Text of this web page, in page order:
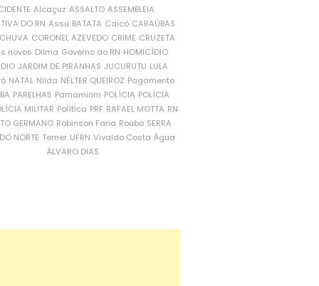
Alcaçuz ASSALTO ASSEMBLEIA
DO RN Assu BATATA Caicó CARAÚBAS
CORONEL AZEVEDO CRIME CRUZETA
novos Dilma Governo do RN HOMICÍDIO
JARDIM DE PIRANHAS JUCURUTU LULA
NATAL Nilda NÉLTER QUEIROZ Pagamento
PARELHAS Parnamirim POLÍCIA POLÍCIA
MILITAR Política PRF RAFAEL MOTTA RN
GERMANO Robinson Faria Roubo SERRA
NORTE Temer UFRN Vivaldo Costa Água
ÁLVARO DIAS